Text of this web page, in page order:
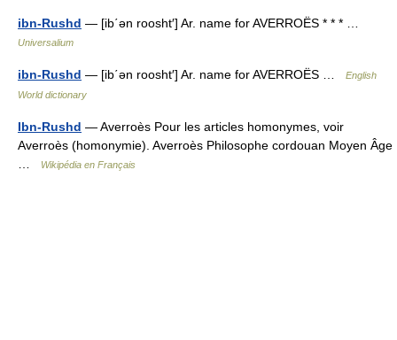
ibn-Rushd — [ib΄ən roosht′] Ar. name for AVERROËS * * * …
Universalium
ibn-Rushd — [ib΄ən roosht′] Ar. name for AVERROËS …
English
World dictionary
Ibn-Rushd — Averroès Pour les articles homonymes, voir
Averroès (homonymie). Averroès Philosophe cordouan Moyen Âge
Wikipédia en Français